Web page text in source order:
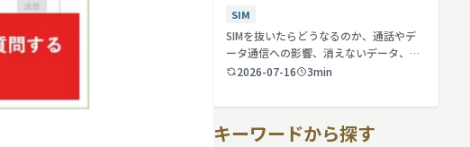
SIM
SIMを抜いたらどうなるのか、通話やデ
ータ通信への影響、消えないデータ、解
約や端…
2026-07-16 3min
キーワードから探す